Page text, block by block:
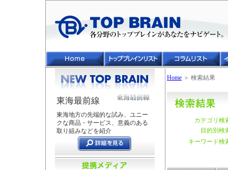
東海最前線
東海地方の先端的な試み、ユニー
クな商品・サービス、意義のある
取り組みなどを紹介
Home ＞ 検索結果
カテゴリ検
目的別検
キーワード検